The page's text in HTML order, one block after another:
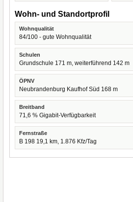
Wohn- und Standortprofil
Wohnqualität
84/100 - gute Wohnqualität
Schulen
Grundschule 171 m, weiterführend 142 m
ÖPNV
Neubrandenburg Kaufhof Süd 168 m
Breitband
71,6 % Gigabit-Verfügbarkeit
Fernstraße
B 198 19,1 km, 1.876 Kfz/Tag